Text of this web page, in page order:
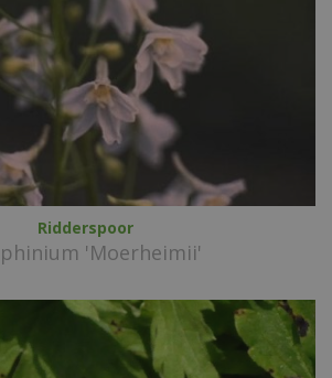
Ridderspoor
'Moerheimii'